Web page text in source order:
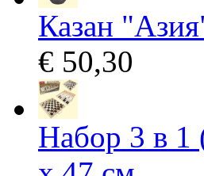
Казан
€ 50,30
Набор 3 в 1